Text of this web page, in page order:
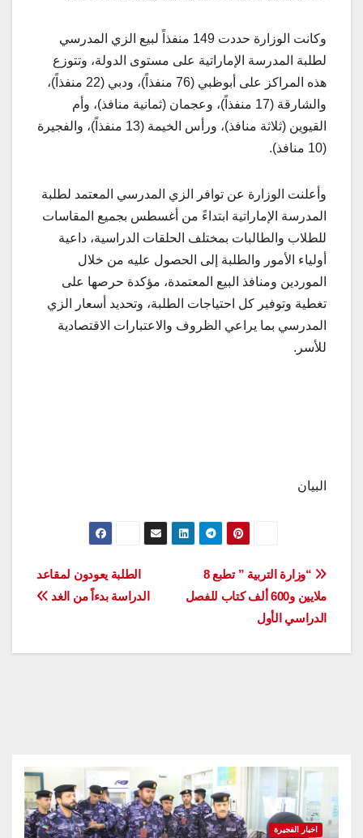
وكانت الوزارة حددت 149 منفذاً لبيع الزي المدرسي
لطلبة المدرسة الإماراتية على مستوى الدولة، وتتوزع
هذه المراكز على أبوظبي (76 منفذاً)، ودبي (22 منفذاً)،
والشارقة (17 منفذاً)، وعجمان (ثمانية منافذ)، وأم
القيوين (ثلاثة منافذ)، ورأس الخيمة (13 منفذاً)، والفجيرة
(10 منافذ).
وأعلنت الوزارة عن توافر الزي المدرسي المعتمد لطلبة
المدرسة الإماراتية ابتداءً من أغسطس بجميع المقاسات
للطلاب والطالبات بمختلف الحلقات الدراسية، داعية
أولياء الأمور والطلبة إلى الحصول عليه من خلال
الموردين ومنافذ البيع المعتمدة، مؤكدة حرصها على
تغطية وتوفير كل احتياجات الطلبة، وتحديد أسعار الزي
المدرسي بما يراعي الظروف والاعتبارات الاقتصادية
للأسر.
البيان
تصفّح
المقالات
الطلبة يعودون لمقاعد
الدراسة بدءاً من الغد
“وزارة التربية ” تطبع 8
ملايين و600 ألف كتاب للفصل
الدراسي الأول
اخبار الفجيرة